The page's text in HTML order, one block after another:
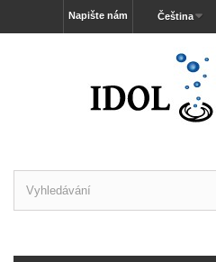
Čeština
Napište nám